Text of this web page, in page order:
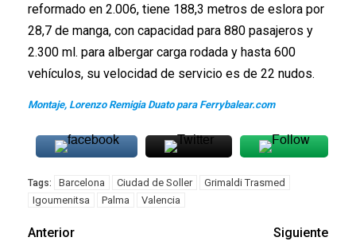
reformado en 2.006, tiene 188,3 metros de eslora por
28,7 de manga, con capacidad para 880 pasajeros y
2.300 ml. para albergar carga rodada y hasta 600
vehículos, su velocidad de servicio es de 22 nudos.
Montaje, Lorenzo Remigia Duato para Ferrybalear.com
Tags: Barcelona Ciudad de Soller
Grimaldi Trasmed
Igoumenitsa
Palma Valencia
Anterior
Siguiente